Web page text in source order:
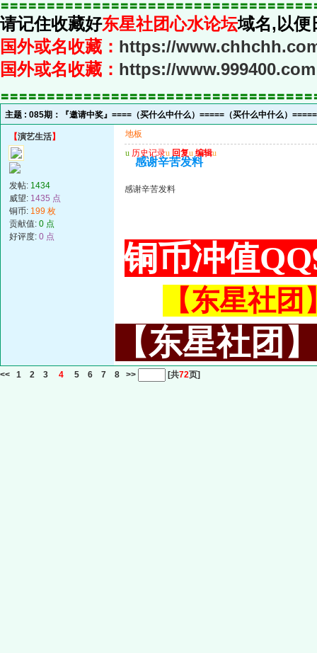
〓〓〓〓〓〓〓〓〓〓〓〓〓〓〓〓〓〓〓〓〓〓〓〓〓〓〓〓〓〓〓〓〓〓
请记住收藏好东星社团心水论坛域名,以便
国外或名收藏： https://
国外或名收藏： https://www.999400.com
〓〓〓〓〓〓〓〓〓〓〓〓〓〓〓〓〓〓〓〓〓〓〓〓〓〓〓〓〓〓〓〓〓〓
主题 : 085期：『邀请中奖』====（买什么中什么）=====（买什么中什么）
【演艺生活】
发帖: 1434
威望: 1435 点
铜币: 199 枚
贡献值: 0 点
好评度: 0 点
地板
u 历史记录u 回复u 编辑u
感谢辛苦发料
感谢辛苦发料
铜币冲值
【东星社
【东星社团
<< 1 2 3 4 5 6 7 8 >> [共72页]